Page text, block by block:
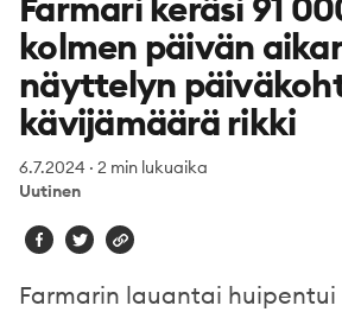
kolmen päivän
näyttelyn
kävijämäärä rikki
6.7.2024 · 2 min lukuaika
Uutinen
Farmarin lauantai huipentui